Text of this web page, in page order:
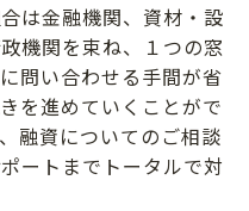
は金融機関、資材・設
機関を束ね、１つの窓
問い合わせる手間が省
を進めていくことがで
融資についてのご相談
ートまでトータルで対